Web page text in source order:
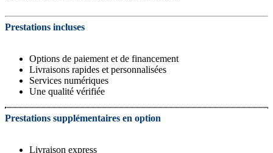
Prestations incluses
Options de paiement et de financement
Livraisons rapides et personnalisées
Services numériques
Une qualité vérifiée
Prestations supplémentaires en option
Livraison express